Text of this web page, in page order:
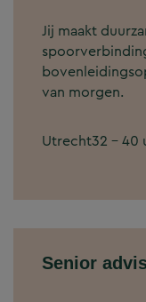
Jij maakt
van morgen.
Utrecht32 - 40
Senior